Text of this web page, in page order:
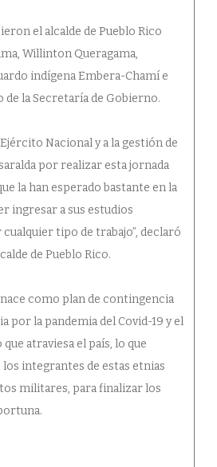
el alcalde de Pueblo Rico
Willinton Queragama,
indígena Embera-Chamí e
de la Secretaría de Gobierno.
Nacional y a la gestión de
por realizar esta jornada
la han esperado bastante en la
ingresar a sus estudios
tipo de trabajo”, declaró
de Pueblo Rico.
como plan de contingencia
por la pandemia del Covid-19 y el
atraviesa el país, lo que
integrantes de estas etnias
militares, para finalizar los